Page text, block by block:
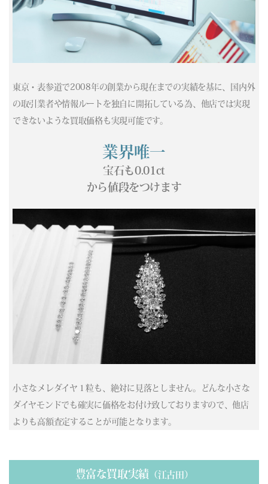
東京・表参道で2008年の創業から現在までの実績を基に、国内外
の取引業者や情報ルートを独自に開拓している為、他店では実現
できないような買取価格も実現可能です。
業界唯一
宝石も0.01ct
から値段をつけます
小さなメレダイヤ１粒も、絶対に見落としません。どんな小さな
ダイヤモンドでも確実に価格をお付け致しておりますので、他店
よりも高額査定することが可能となります。
豊富な買取実績 （江古田）